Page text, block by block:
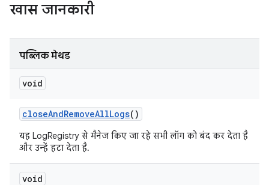
खास जानकारी
पब्लिक मेथड
void
closeAndRemoveAllLogs()
यह LogRegistry से मैनेज किए जा रहे सभी लॉग को बंद कर देता है
और उन्हें हटा देता है.
void